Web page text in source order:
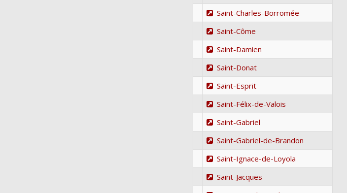
Saint-Charles-Borromée
Saint-Côme
Saint-Damien
Saint-Donat
Saint-Esprit
Saint-Félix-de-Valois
Saint-Gabriel
Saint-Gabriel-de-Brandon
Saint-Ignace-de-Loyola
Saint-Jacques